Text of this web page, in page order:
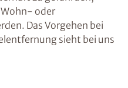
oder
Das Vorgehen bei
sieht bei uns